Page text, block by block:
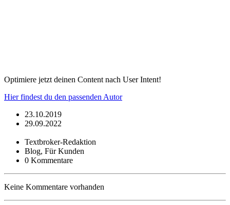
Optimiere jetzt deinen Content nach User Intent!
Hier findest du den passenden Autor
23.10.2019
29.09.2022
Textbroker-Redaktion
Blog, Für Kunden
0 Kommentare
Keine Kommentare vorhanden